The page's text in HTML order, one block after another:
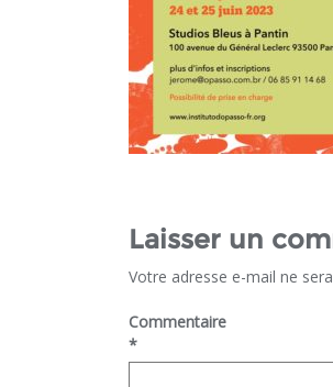
Laisser un
Votre adresse e-mail ne
Commentaire
*